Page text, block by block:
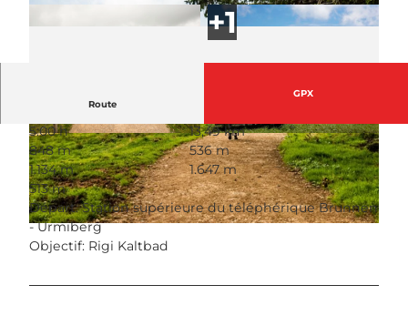
© Wanderblondies, RIGI BAHNEN AG
© Wanderblondies, RIGI BAHNEN AG © Emanuel Ammon/AURA
Route
GPX
5:00 h
13,49 km
848 m
536 m
1.134 m
1.647 m
513 m
Départ: Station supérieure du téléphérique Brunnen
- Urmiberg
Objectif: Rigi Kaltbad